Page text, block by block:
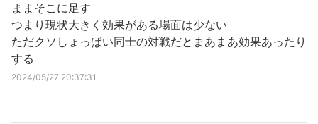
ままそこに足す
つまり現状大きく効果がある場面は少ない
ただクソしょっぱい同士の対戦だとまあまあ効果あったり
する
2024/05/27 20:37:31